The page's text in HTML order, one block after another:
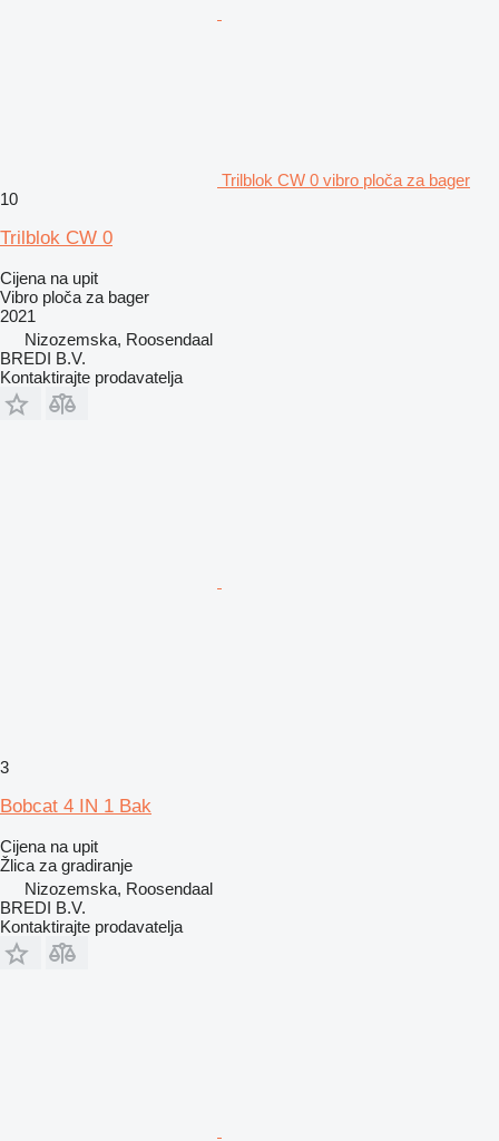
Trilblok CW 0 vibro ploča za bager
10
Trilblok CW 0
Cijena na upit
Vibro ploča za bager
2021
Nizozemska, Roosendaal
BREDI B.V.
Kontaktirajte prodavatelja
3
Bobcat 4 IN 1 Bak
Cijena na upit
Žlica za gradiranje
Nizozemska, Roosendaal
BREDI B.V.
Kontaktirajte prodavatelja